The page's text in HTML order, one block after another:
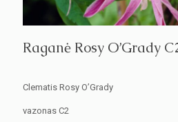
Raganė Rosy O’Grady
Clematis Rosy O’Grady
vazonas C2